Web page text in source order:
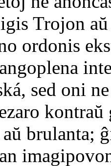
Trojon
ordonis
sed oni
aŭ brulanta;